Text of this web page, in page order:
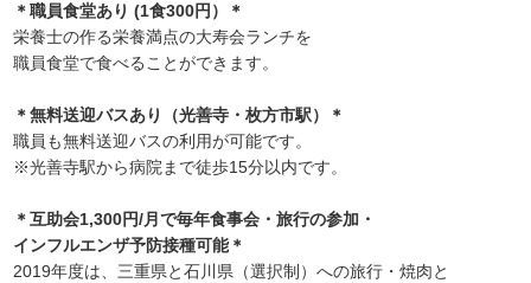
＊職員食堂あり (1食300円）＊
栄養士の作る栄養満点の大寿会ランチを
職員食堂で食べることができます。
＊無料送迎バスあり（光善寺・枚方市駅）＊
職員も無料送迎バスの利用が可能です。
※光善寺駅から病院まで徒歩15分以内です。
＊互助会1,300円/月で毎年食事会・旅行の参加・
インフルエンザ予防接種可能＊
2019年度は、三重県と石川県（選択制）への旅行・焼肉と